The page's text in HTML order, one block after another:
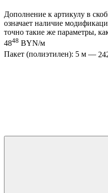
Дополнение к артикулу в
означает наличие
точно такие же параметры,
4848 BYN/м
Пакет (полиэтилен): 5 м —